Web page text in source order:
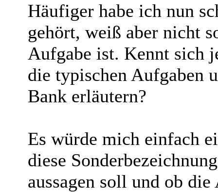
Häufiger habe ich nun
gehört, weiß aber nicht
Aufgabe ist. Kennt sich
die typischen Aufgaben
Bank erläutern?
Es würde mich einfach
diese
aussagen soll und ob